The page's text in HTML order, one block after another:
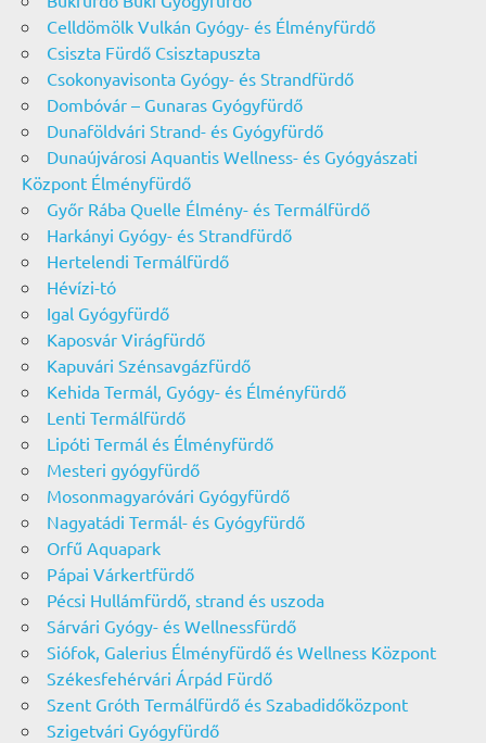
Celldömölk Vulkán Gyógy- és Élményfürdő
Csiszta Fürdő Csisztapuszta
Csokonyavisonta Gyógy- és Strandfürdő
Dombóvár – Gunaras Gyógyfürdő
Dunaföldvári Strand- és Gyógyfürdő
Dunaújvárosi Aquantis Wellness- és Gyógyászati
Központ Élményfürdő
Győr Rába Quelle Élmény- és Termálfürdő
Harkányi Gyógy- és Strandfürdő
Hertelendi Termálfürdő
Hévízi-tó
Igal Gyógyfürdő
Kaposvár Virágfürdő
Kapuvári Szénsavgázfürdő
Kehida Termál, Gyógy- és Élményfürdő
Lenti Termálfürdő
Lipóti Termál és Élményfürdő
Mesteri gyógyfürdő
Mosonmagyaróvári Gyógyfürdő
Nagyatádi Termál- és Gyógyfürdő
Orfű Aquapark
Pápai Várkertfürdő
Pécsi Hullámfürdő, strand és uszoda
Sárvári Gyógy- és Wellnessfürdő
Siófok, Galerius Élményfürdő és Wellness Központ
Székesfehérvári Árpád Fürdő
Szent Gróth Termálfürdő és Szabadidőközpont
Szigetvári Gyógyfürdő